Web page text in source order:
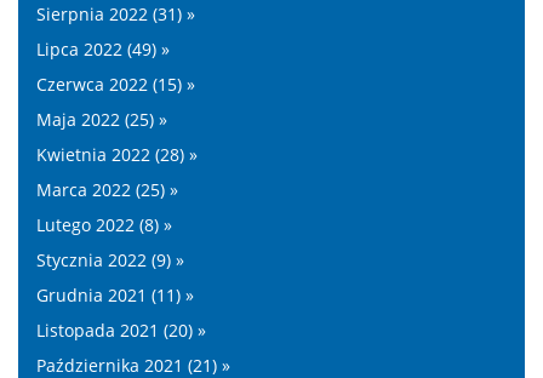
Sierpnia 2022 (31) »
Lipca 2022 (49) »
Czerwca 2022 (15) »
Maja 2022 (25) »
Kwietnia 2022 (28) »
Marca 2022 (25) »
Lutego 2022 (8) »
Stycznia 2022 (9) »
Grudnia 2021 (11) »
Listopada 2021 (20) »
Października 2021 (21) »